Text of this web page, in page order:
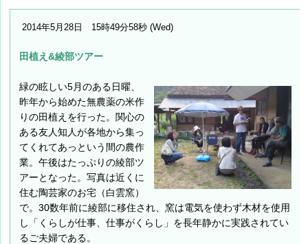
2014年5月28日 15時49分58秒 (Wed)
田植え&綾部ツアー
緑の眩しい5月のある日曜、
昨年から始めた無農薬の米作
りの田植えを行った。関心の
ある友人知人が各地から集っ
てくれてあっという間の農作
業。午後はたっぷりの綾部ツ
アーとなった。写真は近くに
住む陶芸家のお宅（白雲窯）
で。30数年前に綾部に移住され、窯は電気を使わず木材を使用
し「くらしが仕事、仕事がくらし」を長年静かに実践されてい
るご夫婦である。